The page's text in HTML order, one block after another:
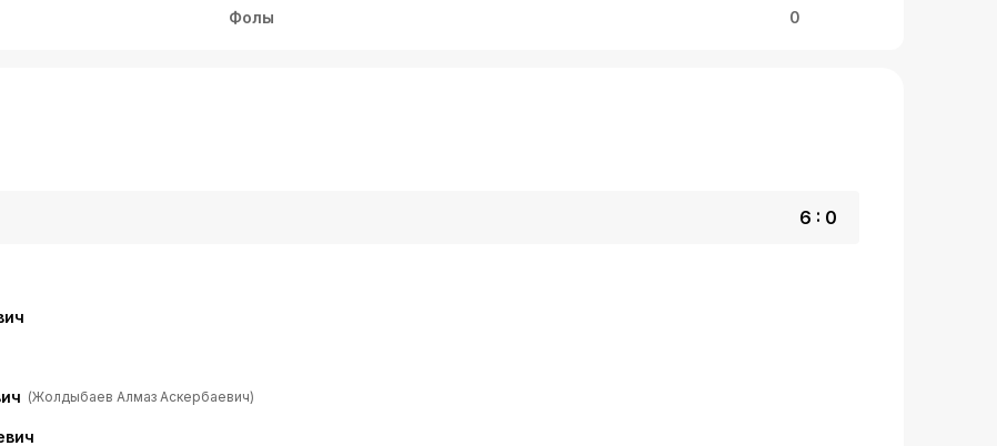
Фолы 0
(Жолдыбаев Алмаз Аскербаевич)
6 : 0